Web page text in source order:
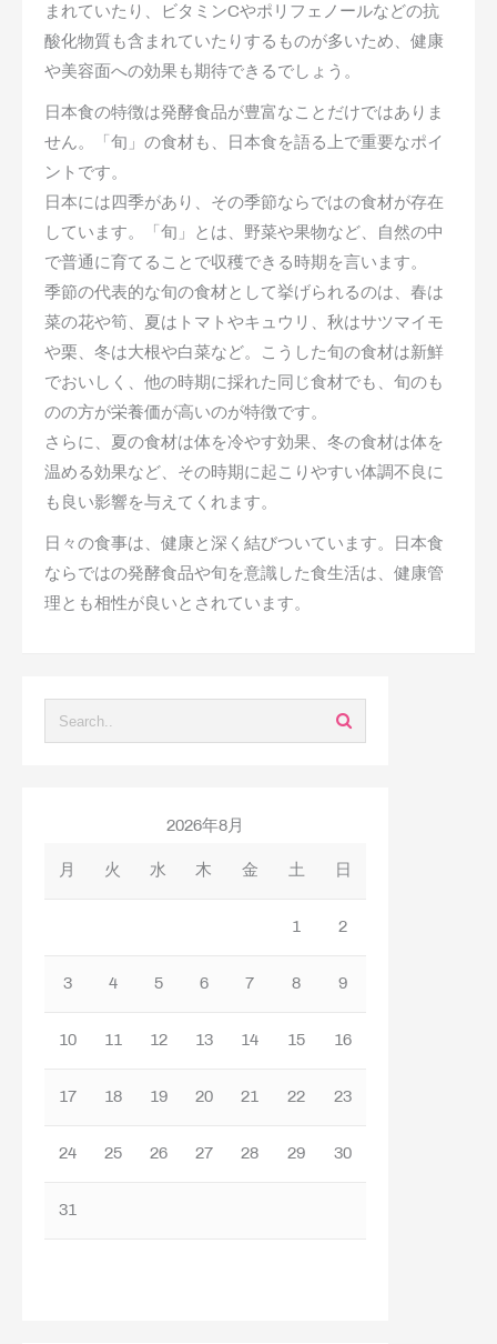
まれていたり、ビタミンCやポリフェノールなどの抗
酸化物質も含まれていたりするものが多いため、健康
や美容面への効果も期待できるでしょう。
日本食の特徴は発酵食品が豊富なことだけではありま
せん。「旬」の食材も、日本食を語る上で重要なポイ
ントです。
日本には四季があり、その季節ならではの食材が存在
しています。「旬」とは、野菜や果物など、自然の中
で普通に育てることで収穫できる時期を言います。
季節の代表的な旬の食材として挙げられるのは、春は
菜の花や筍、夏はトマトやキュウリ、秋はサツマイモ
や栗、冬は大根や白菜など。こうした旬の食材は新鮮
でおいしく、他の時期に採れた同じ食材でも、旬のも
のの方が栄養価が高いのが特徴です。
さらに、夏の食材は体を冷やす効果、冬の食材は体を
温める効果など、その時期に起こりやすい体調不良に
も良い影響を与えてくれます。
日々の食事は、健康と深く結びついています。日本食
ならではの発酵食品や旬を意識した食生活は、健康管
理とも相性が良いとされています。
2026年8月
月 火 水 木 金 土 日
1 2
3 4 5 6 7 8 9
10 11 12 13 14 15 16
17 18 19 20 21 22 23
24 25 26 27 28 29 30
31